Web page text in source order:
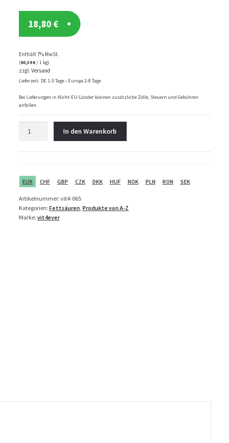
18,80 €
Enthält 7% MwSt.
(80,34€/ 1 kg)
zzgl. Versand
Lieferzeit: DE 1-5 Tage • Europa 2-8 Tage
Bei Lieferungen in Nicht-EU-Länder können zusätzliche Zölle, Steuern und Gebühren
anfallen.
Menge
In den Warenkorb
EUR CHF GBP CZK DKK HUF NOK PLN RON SEK
Artikelnummer: vit4-065
Kategorien: Fettsäuren Produkte von A-Z
Marke: vit4ever